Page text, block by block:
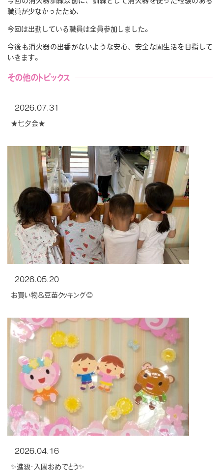
職員が少なかったため、
今回は出勤している職員は全員参加しました。
今後も消火器の出番がないような安心、安全な園生活を目指して
いきます。
その他のトピックス
2026.07.31
★七夕会★
2026.05.20
お買い物＆豆苗クッキング😊
2026.04.16
✨進級・入園おめでとう✨